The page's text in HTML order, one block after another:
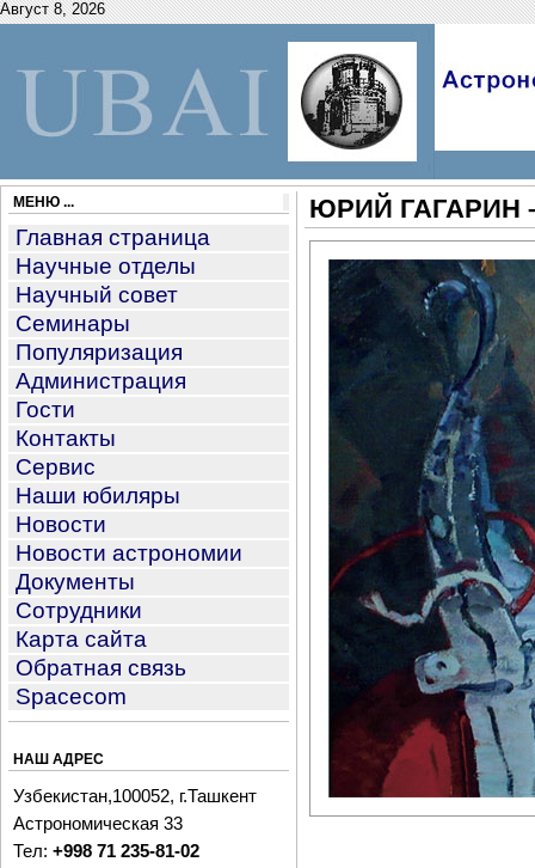
Август 8, 2026
МЕНЮ ...
Главная страница
Научные отделы
Научный совет
Семинары
Популяризация
Администрация
Гости
Контакты
Сервис
Наши юбиляры
Новости
Новости астрономии
Документы
Сотрудники
Карта сайта
Обратная связь
Spacecom
НАШ АДРЕС
Узбекистан,100052, г.Ташкент
Астрономическая 33
Тел: +998 71 235-81-02
ЮРИЙ ГАГАРИН